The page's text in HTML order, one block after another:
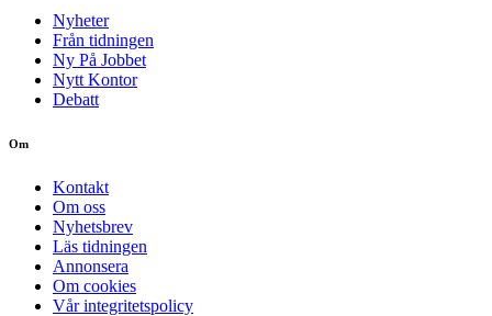
Nyheter
Från tidningen
Ny På Jobbet
Nytt Kontor
Debatt
Om
Kontakt
Om oss
Nyhetsbrev
Läs tidningen
Annonsera
Om cookies
Vår integritetspolicy